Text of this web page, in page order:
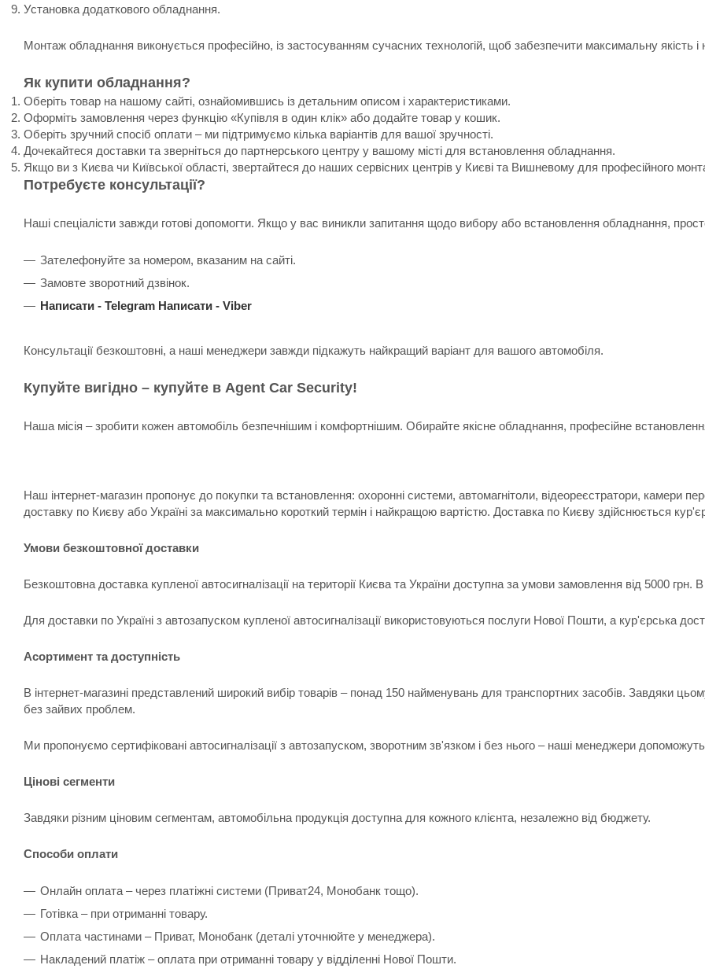
Установка додаткового обладнання.
Монтаж обладнання виконується професійно, із застосуванням сучасних технологій, щоб забезпечити максимальну якість і
Як купити обладнання?
Оберіть товар на нашому сайті, ознайомившись із детальним описом і характеристиками.
Оформіть замовлення через функцію «Купівля в один клік» або додайте товар у кошик.
Оберіть зручний спосіб оплати – ми підтримуємо кілька варіантів для вашої зручності.
Дочекайтеся доставки та зверніться до партнерського центру у вашому місті для встановлення обладнання.
Якщо ви з Києва чи Київської області, звертайтеся до наших сервісних центрів у Києві та Вишневому для професійного
Потребуєте консультації?
Наші спеціалісти завжди готові допомогти. Якщо у вас виникли запитання щодо вибору або встановлення обладнання,
Зателефонуйте за номером, вказаним на сайті.
Замовте зворотний дзвінок.
Написати - Telegram Написати - Viber
Консультації безкоштовні, а наші менеджери завжди підкажуть найкращий варіант для вашого автомобіля.
Купуйте вигідно – купуйте в Agent Car Security!
Наша місія – зробити кожен автомобіль безпечнішим і комфортнішим. Обирайте якісне обладнання, професійне
Наш інтернет-магазин пропонує до покупки та встановлення: охоронні системи, автомагнітоли, відеореєстратори, камери
доставку по Києву або Україні за максимально короткий термін і найкращою вартістю. Доставка по Києву здійснюється
Умови безкоштовної доставки
Безкоштовна доставка купленої автосигналізації на території Києва та України доступна за умови замовлення від 5000
Для доставки по Україні з автозапуском купленої автосигналізації використовуються послуги Нової Пошти, а кур'єрська
Асортимент та доступність
В інтернет-магазині представлений широкий вибір товарів – понад 150 найменувань для транспортних засобів. Завдяки
без зайвих проблем.
Ми пропонуємо сертифіковані автосигналізації з автозапуском, зворотним зв'язком і без нього – наші менеджери
Цінові сегменти
Завдяки різним ціновим сегментам, автомобільна продукція доступна для кожного клієнта, незалежно від бюджету.
Способи оплати
Онлайн оплата – через платіжні системи (Приват24, Монобанк тощо).
Готівка – при отриманні товару.
Оплата частинами – Приват, Монобанк (деталі уточнюйте у менеджера).
Накладений платіж – оплата при отриманні товару у відділенні Нової Пошти.